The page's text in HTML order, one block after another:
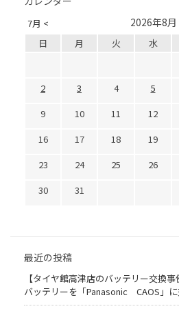
7月 < 2026年8月
日 月 火 水
2
3 4 5
9
10 11 12
16
17 18 19
23
24 25 26
30
31
最近の投稿
【タイヤ館高津店のバッテリー交換
バッテリーを「Panasonic CAOS」に